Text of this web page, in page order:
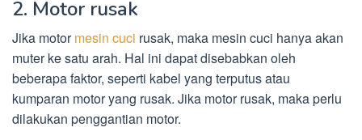
2. Motor rusak
Jika motormesin cuci rusak, maka mesin cuci hanya akan
muter ke satu arah. Hal ini dapat disebabkan oleh
beberapa faktor, seperti kabel yang terputus atau
kumparan motor yang rusak. Jika motor rusak, maka perlu
dilakukan penggantian motor.